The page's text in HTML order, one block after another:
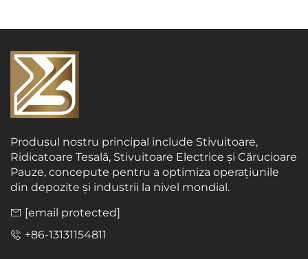
Produsul nostru principal include Stivuitoare,
Ridicatoare Tesală, Stivuitoare Electrice și Cărucioare
Pauze, concepute pentru a optimiza operațiunile
din depozite și industrii la nivel mondial.
[email protected]
+86-13131154811